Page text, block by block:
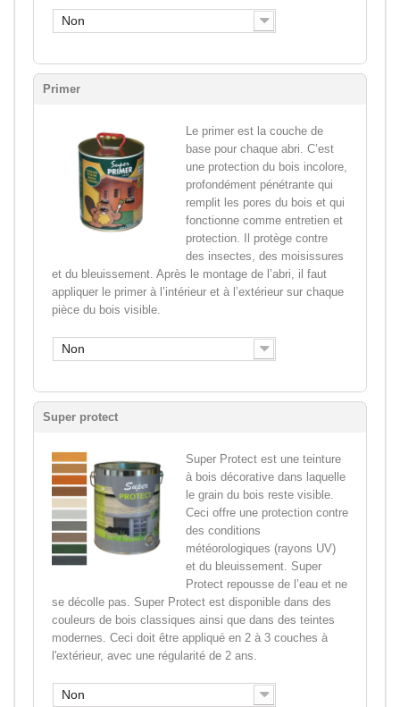
Non
Primer
Le primer est la couche de
base pour chaque abri. C’est
une protection du bois incolore,
profondément pénétrante qui
remplit les pores du bois et qui
fonctionne comme entretien et
protection. Il protège contre
des insectes, des moisissures
et du bleuissement. Après le montage de l’abri, il faut
appliquer le primer à l’intérieur et à l’extérieur sur chaque
pièce du bois visible.
Non
Super protect
Super Protect est une teinture
à bois décorative dans laquelle
le grain du bois reste visible.
Ceci offre une protection contre
des conditions
météorologiques (rayons UV)
et du bleuissement. Super
Protect repousse de l’eau et ne
se décolle pas. Super Protect est disponible dans des
couleurs de bois classiques ainsi que dans des teintes
modernes. Ceci doit être appliqué en 2 à 3 couches à
l'extérieur, avec une régularité de 2 ans.
Non